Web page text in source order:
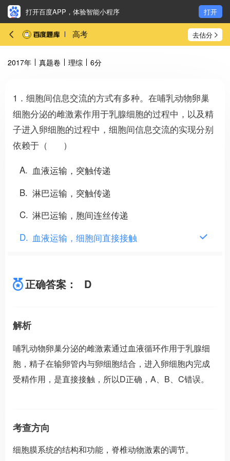
打开百度APP，体验智能小程序 打开
高考 去估分
2017年 真题卷 理综 6分
1．细胞间信息交流的方式有多种。在哺乳动物卵巢
细胞分泌的雌激素作用于乳腺细胞的过程中，以及精
子进入卵细胞的过程中，细胞间信息交流的实现分别
依赖于（ ）
A
血液运输，突触传递
B 淋巴运输，突触传递
C 淋巴运输，胞间连丝传递
D 血液运输，细胞间直接接触
正确答案： D
解析
哺乳动物卵巢分泌的雌激素通过血液循环作用于乳腺细
胞，精子在输卵管内与卵细胞结合，进入卵细胞内完成
受精作用，是直接接触，所以D正确，A、B、C错误。
考查方向
细胞膜系统的结构和功能，脊椎动物激素的调节。